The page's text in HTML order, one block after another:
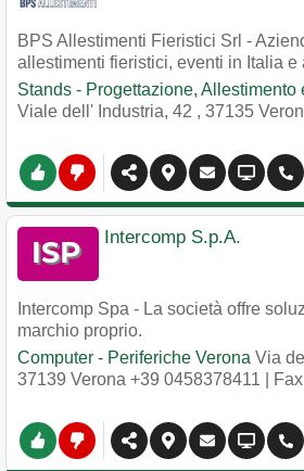
BPS Allestimenti Fieristici Srl -
allestimenti fieristici, eventi in Italia e
Stands - Progettazione, Allestimento
Viale dell' Industria, 42 , 37135
Intercomp S.p.A.
Intercomp Spa - La società offre
marchio proprio.
Computer - Periferiche Verona Via
37139 Verona +39 0458378411 |